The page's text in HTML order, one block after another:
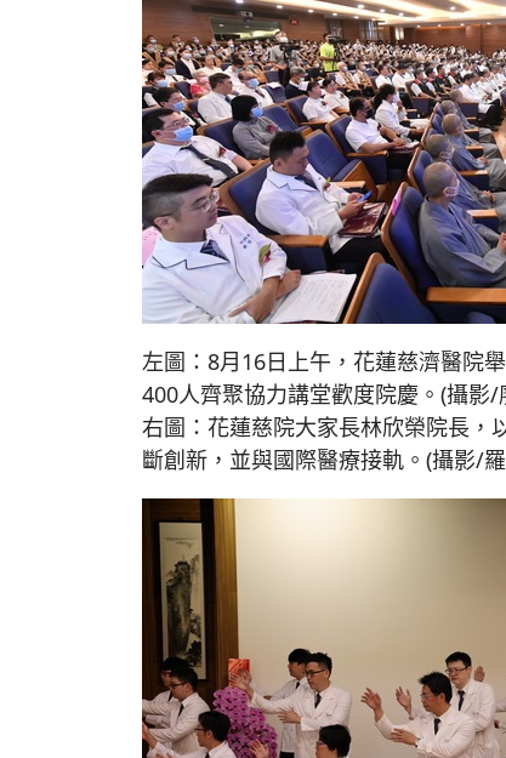
左圖：8月16日上午，花蓮慈濟醫院
400人齊聚協力講堂歡度院慶。(攝影/
右圖：花蓮慈院大家長林欣榮院長，
斷創新，並與國際醫療接軌。(攝影/